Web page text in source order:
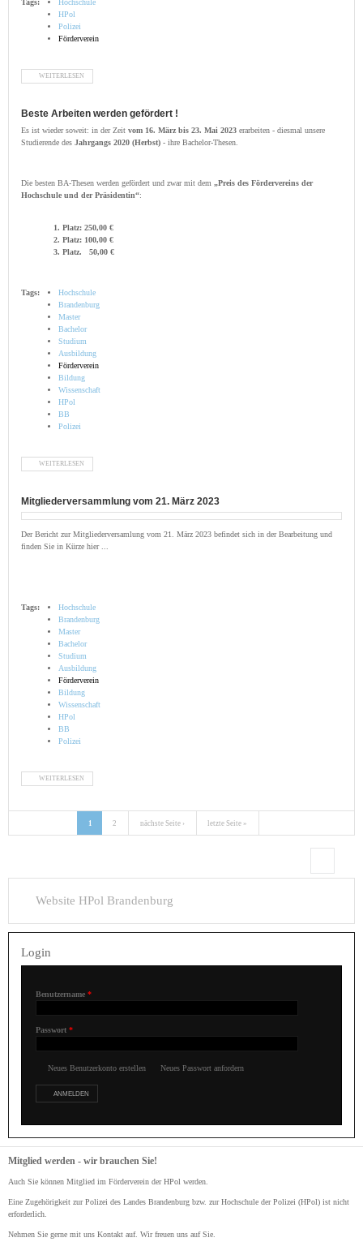
Tags:
Hochschule
HPol
Polizei
Förderverein
WEITERLESEN
VORSTANDS UND SPANNENDE NEUE PROJEKTE
Beste Arbeiten werden gefördert !
Es ist wieder soweit: in der Zeit vom 16. März bis 23. Mai 2023 erarbeiten - diesmal unsere
Studierende des Jahrgangs 2020 (Herbst) - ihre Bachelor-Thesen.
Die besten BA-Thesen werden gefördert und zwar mit dem „Preis des Fördervereins der
Hochschule und der Präsidentin“:
1. Platz: 250,00 €
2. Platz: 100,00 €
3. Platz. 50,00 €
Tags:
Hochschule
Brandenburg
Master
Bachelor
Studium
Ausbildung
Förderverein
Bildung
Wissenschaft
HPol
BB
Polizei
WEITERLESEN
Mitgliederversammlung vom 21. März 2023
Der Bericht zur Mitgliederversamlung vom 21. März 2023 befindet sich in der Bearbeitung und
finden Sie in Kürze hier ...
Tags:
Hochschule
Brandenburg
Master
Bachelor
Studium
Ausbildung
Förderverein
Bildung
Wissenschaft
HPol
BB
Polizei
WEITERLESEN
1 2 nächste Seite › letzte Seite »
Website HPol Brandenburg
Login
Benutzername *
Passwort *
Neues Benutzerkonto erstellen Neues Passwort anfordern
Mitglied werden - wir brauchen Sie!
Auch Sie können Mitglied im Förderverein der HPol werden.
Eine Zugehörigkeit zur Polizei des Landes Brandenburg bzw. zur Hochschule der Polizei (HPol) ist nicht
erforderlich.
Nehmen Sie gerne mit uns Kontakt auf. Wir freuen uns auf Sie.